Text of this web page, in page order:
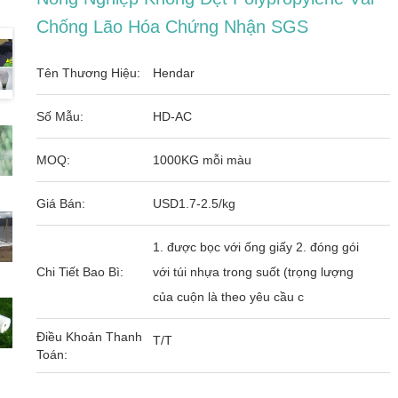
Chống Lão Hóa Chứng Nhận SGS
Tên Thương Hiệu: Hendar
Số Mẫu: HD-AC
MOQ: 1000KG mỗi màu
Giá Bán: USD1.7-2.5/kg
Chi Tiết Bao Bì:
1. được bọc với ống giấy 2. đóng gói
với túi nhựa trong suốt (trọng lượng
của cuộn là theo yêu cầu c
Điều Khoản Thanh
Toán:
T/T